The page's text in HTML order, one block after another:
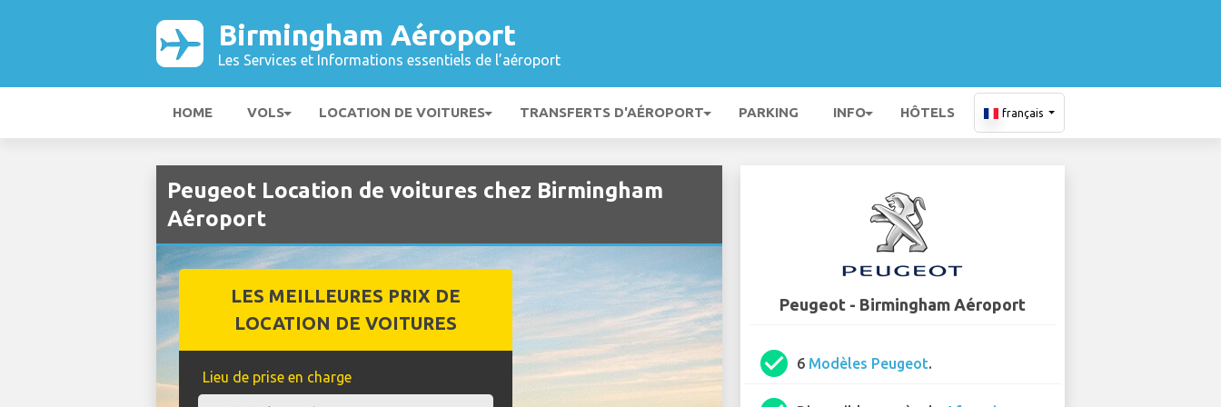
Birmingham Aéroport
Les Services et Informations essentiels de l’aéroport
HOME VOLS LOCATION DE VOITURES TRANSFERTS D'AÉROPORT PARKING INFO HÔTELS français
Peugeot Location de voitures chez Birmingham
Aéroport
LES MEILLEURES PRIX DE
LOCATION DE VOITURES
Lieu de prise en charge
Peugeot - Birmingham Aéroport
check_circle 6 Modèles Peugeot.